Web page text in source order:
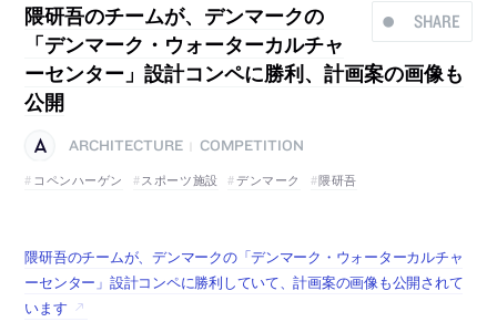
SHARE
隈研吾のチームが、デンマークの
「デンマーク・ウォーターカルチャ
ーセンター」設計コンペに勝利、計画案の画像も
公開
ARCHITECTURE
COMPETITION
コペンハーゲン
スポーツ施設 デンマーク 隈研吾
隈研吾のチームが、デンマークの「デンマーク・ウォーターカルチャ
ーセンター」設計コンペに勝利していて、計画案の画像も公開されて
います